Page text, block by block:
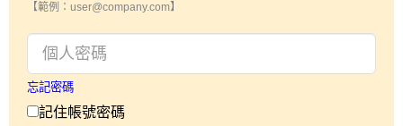
【範例：user@company.com】
忘記密碼
記住帳號密碼